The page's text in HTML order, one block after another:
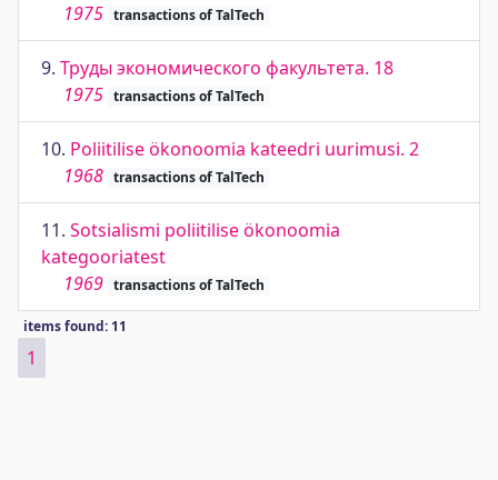
1975 transactions of TalTech
9. Труды экономического факультета. 18
1975 transactions of TalTech
10. Poliitilise ökonoomia kateedri uurimusi. 2
1968 transactions of TalTech
11. Sotsialismi poliitilise ökonoomia
kategooriatest
1969 transactions of TalTech
items found: 11
1